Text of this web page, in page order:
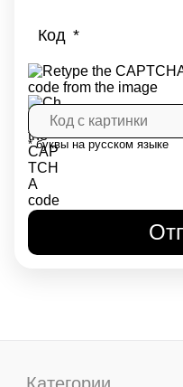
Код
* буквы на русском языке